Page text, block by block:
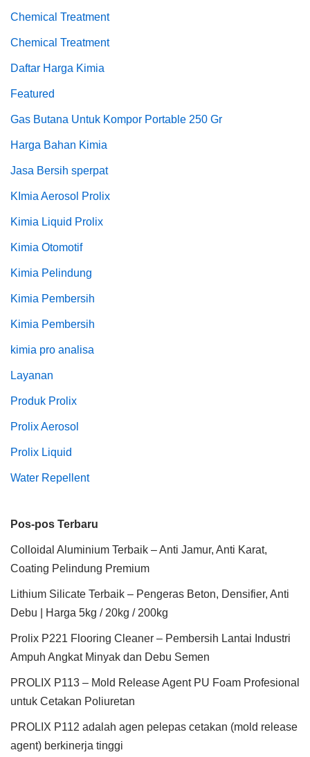
Chemical Treatment
Chemical Treatment
Daftar Harga Kimia
Featured
Gas Butana Untuk Kompor Portable 250 Gr
Harga Bahan Kimia
Jasa Bersih sperpat
KImia Aerosol Prolix
Kimia Liquid Prolix
Kimia Otomotif
Kimia Pelindung
Kimia Pembersih
Kimia Pembersih
kimia pro analisa
Layanan
Produk Prolix
Prolix Aerosol
Prolix Liquid
Water Repellent
Pos-pos Terbaru
Colloidal Aluminium Terbaik – Anti Jamur, Anti Karat,
Coating Pelindung Premium
Lithium Silicate Terbaik – Pengeras Beton, Densifier, Anti
Debu | Harga 5kg / 20kg / 200kg
Prolix P221 Flooring Cleaner – Pembersih Lantai Industri
Ampuh Angkat Minyak dan Debu Semen
PROLIX P113 – Mold Release Agent PU Foam Profesional
untuk Cetakan Poliuretan
PROLIX P112 adalah agen pelepas cetakan (mold release
agent) berkinerja tinggi